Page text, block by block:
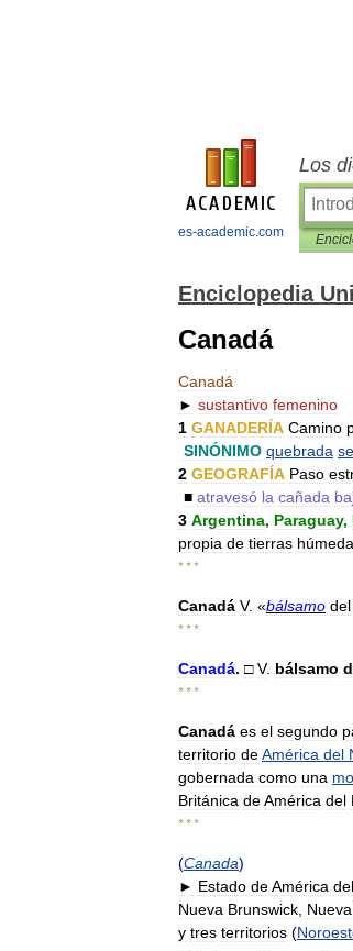
es-academic.com
Los
Enciclopedia
Canadá
Canadá
► sustantivo femenino
1 GANADERÍA Camino
SINÓNIMO quebrada
2 GEOGRAFÍA Paso
■ atravesó la cañada
3 Argentina, Paraguay,
propia de tierras
* * *
Canadá V. «bálsamo del
* * *
Canadá. □ V. bálsamo
* * *
Canadá es el segundo
territorio deAmérica del
gobernada como una
Británica deAmérica del
* * *
(Canada)
► Estado deAmérica del
Nueva Brunswick Nueva
y tres territorios (